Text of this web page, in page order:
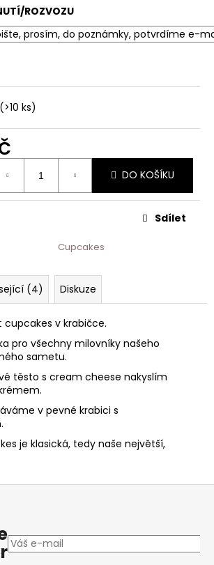
ROZVOZU
(>10 ks)
DO KOŠÍKU
Cupcakes
Sdílet
(4) Diskuze
cupcakes v krabičce.
pro všechny milovníky našeho
sametu.
těsto s cream cheese nakyslím
v pevné krabici s
je klasická, tedy naše největší,